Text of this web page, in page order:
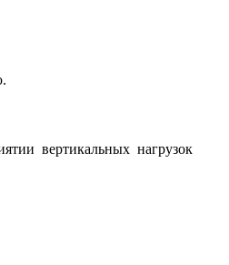
вертикальных нагрузок